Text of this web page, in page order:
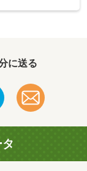
に送る